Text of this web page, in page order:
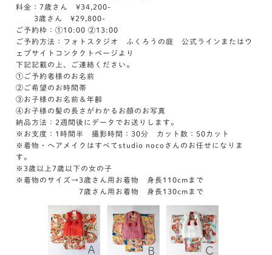
料金：7歳さん ¥34,200-
3歳さん ¥29,800-
ご予約枠：①10:00 ②13:00
ご予約方法：フォトスタジオ ふくろうの庭 公式ラインまたはウ
ェブサイトコンタクトページより
下記記載の上、ご連絡ください。
①ご予約者様のお名前
②ご希望のお時間帯
③お子様のお名前＆年齢
④お子様の髪の長さがわかるお顔のお写真
納品方法：2週間後にデータでお送りします。
※お支度：1時間半 撮影時間：30分 カット数：50カット
※着物・ヘアメイクはすべてstudio nocoさんのお任せになりま
す。
※3歳以上7歳以下の女の子
※着物のサイズ→3歳さん用お着物 身長110cmまで
7歳さん用お着物 身長130cmまで